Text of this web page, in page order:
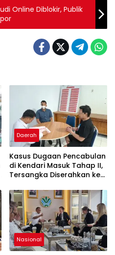
Online Diblokir, Publik
Daerah
Kasus Dugaan Pencabulan
di Kendari Masuk Tahap II,
Tersangka Diserahkan ke
Nasional